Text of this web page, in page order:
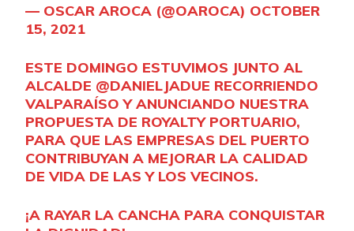
— OSCAR AROCA (@OAROCA) OCTOBER
15, 2021
ESTE DOMINGO ESTUVIMOS JUNTO AL
ALCALDE @DANIELJADUE RECORRIENDO
VALPARAÍSO Y ANUNCIANDO NUESTRA
PROPUESTA DE ROYALTY PORTUARIO,
PARA QUE LAS EMPRESAS DEL PUERTO
CONTRIBUYAN A MEJORAR LA CALIDAD
DE VIDA DE LAS Y LOS VECINOS.
¡A RAYAR LA CANCHA PARA CONQUISTAR